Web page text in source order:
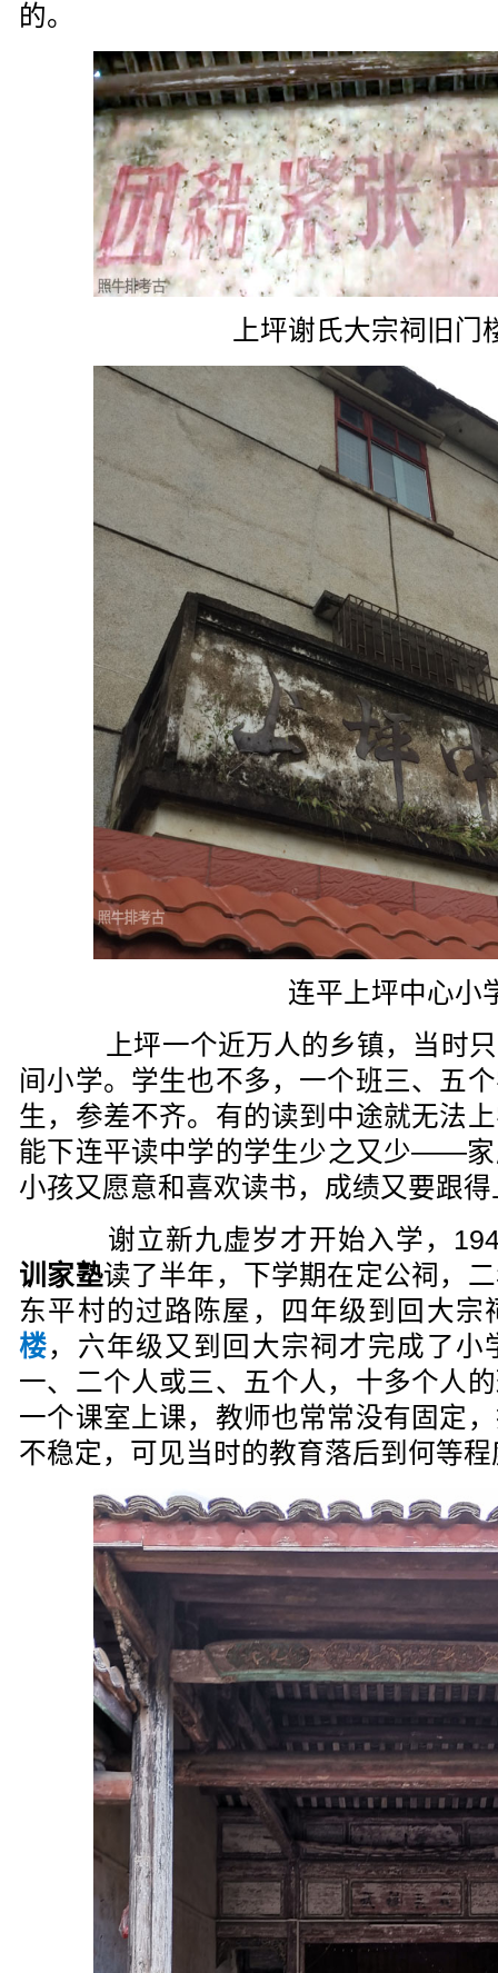
的。
上坪谢氏大宗祠旧门
连平上坪中心小
上坪一个近万人的乡镇，当时只
间小学。学生也不多，一个班三、五
生，参差不齐。有的读到中途就无法
能下连平读中学的学生少之又少——
小孩又愿意和喜欢读书，成绩又要跟得
谢立新九虚岁才开始入学，
训家塾读了半年，下学期在定公祠，
东平村的过路陈屋，四年级到回大宗
楼，六年级又到回大宗祠才完成了
一、二个人或三、五个人，十多个人
一个课室上课，教师也常常没有固定
不稳定，可见当时的教育落后到何等程